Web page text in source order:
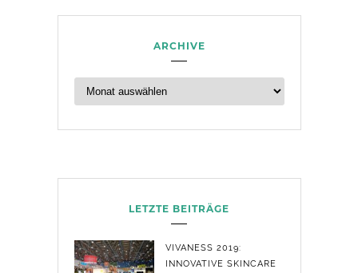
ARCHIVE
LETZTE BEITRÄGE
VIVANESS 2019:
INNOVATIVE SKINCARE